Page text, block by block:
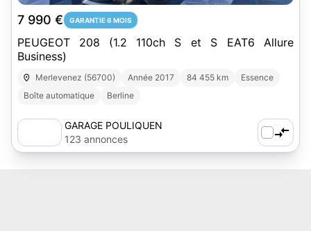
7 990 € GARANTIE 6 MOIS
PEUGEOT 208 (1.2 110ch S et S EAT6 Allure
Business)
Merlevenez (56700) Année 2017 84 455 km
Essence
Boîte automatique
Berline
GARAGE POULIQUEN
123 annonces